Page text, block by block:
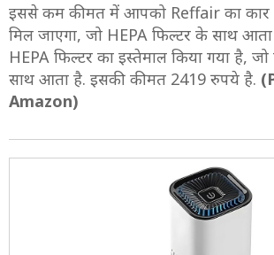
इससे कम कीमत में आपको Reffair का कार
मिल जाएगा, जो HEPA फिल्टर के साथ
HEPA फिल्टर का इस्तेमाल किया गया है,
साथ आता है. इसकी कीमत 2419 रुपये है.
Amazon)